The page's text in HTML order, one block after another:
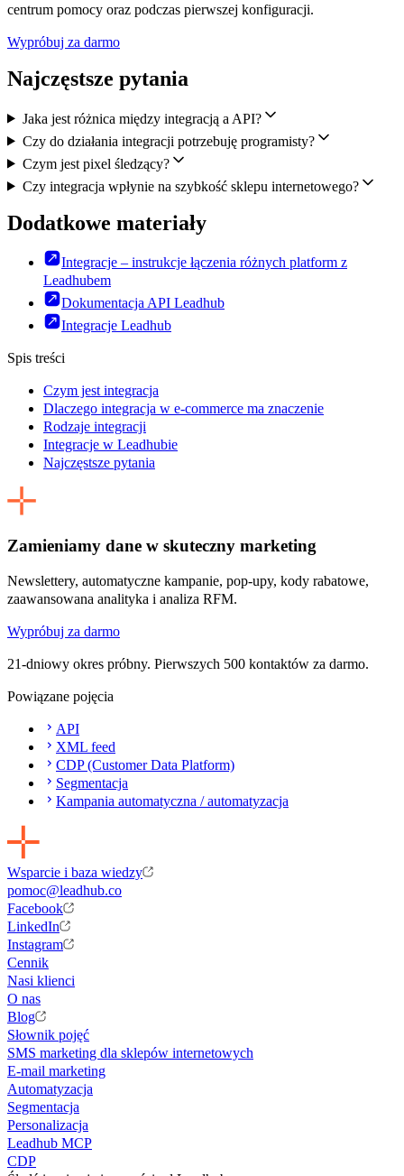
centrum pomocy oraz podczas pierwszej konfiguracji.
Wypróbuj za darmo
Najczęstsze pytania
Jaka jest różnica między integracją a API?
Czy do działania integracji potrzebuję programisty?
Czym jest pixel śledzący?
Czy integracja wpłynie na szybkość sklepu internetowego?
Dodatkowe materiały
Integracje – instrukcje łączenia różnych platform z
Leadhubem
Dokumentacja API Leadhub
Integracje Leadhub
Spis treści
Czym jest integracja
Dlaczego integracja w e-commerce ma znaczenie
Rodzaje integracji
Integracje w Leadhubie
Najczęstsze pytania
Zamieniamy dane w skuteczny marketing
Newslettery, automatyczne kampanie, pop-upy, kody rabatowe,
zaawansowana analityka i analiza RFM.
Wypróbuj za darmo
21-dniowy okres próbny. Pierwszych 500 kontaktów za darmo.
Powiązane pojęcia
API
XML feed
CDP (Customer Data Platform)
Segmentacja
Kampania automatyczna / automatyzacja
Wsparcie i baza wiedzy
pomoc@leadhub.co
Facebook
LinkedIn
Instagram
Cennik
Nasi klienci
O nas
Blog
Słownik pojęć
SMS marketing dla sklepów internetowych
E-mail marketing
Automatyzacja
Segmentacja
Personalizacja
Leadhub MCP
CDP